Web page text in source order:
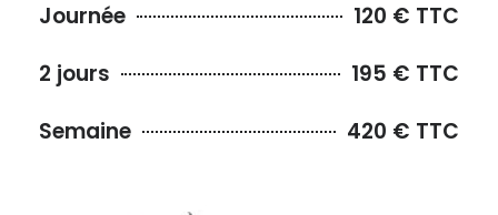
Journée
120 € TTC
2 jours
195 € TTC
Semaine
420 € TTC